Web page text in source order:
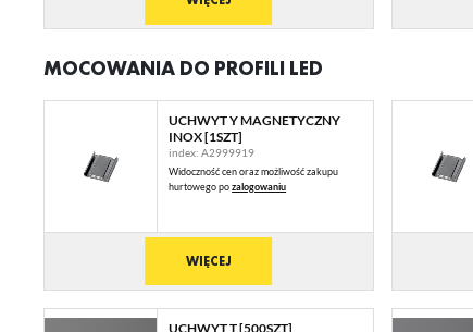
MOCOWANIA DO PROFILI LED
UCHWYT Y MAGNETYCZNY
INOX [1SZT]
index: A2999919
Widoczność cen oraz możliwość zakupu
hurtowego pozalogowaniu
WIĘCEJ
UCHWYT T [500SZT]